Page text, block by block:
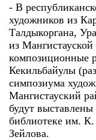
- В
художников из
Талдыкоргана,
из
композиционные
Кекильбайулы
симпозиума
Мангистауский
будут
библиотеке им.
Зейлова.